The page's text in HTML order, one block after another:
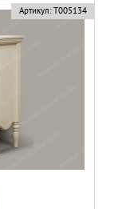
Артикул: Т005134